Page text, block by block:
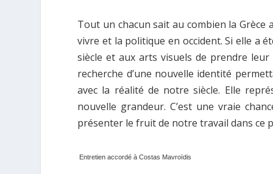
Tout un chacun sait au combien la
vivre et la politique en occident. Si elle a
siècle et aux arts visuels de prendre leur
recherche d’une nouvelle identité
avec la réalité de notre siècle. Elle
nouvelle grandeur. C’est une vraie
présenter le fruit de notre travail dans ce
Entretien accordé à Costas Mavroïdis